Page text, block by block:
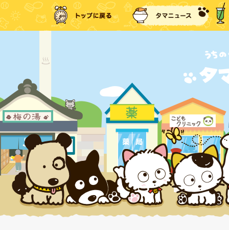
トップに戻る タ